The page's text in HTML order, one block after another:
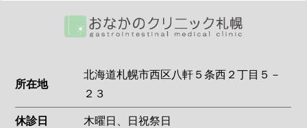
所在地
北海道札幌市西区八軒５条西２丁目５－
２３
休診日 木曜日、日祝祭日